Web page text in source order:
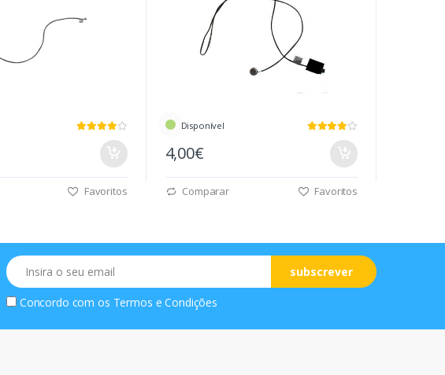
Favoritos
Disponível
4,00€
Comparar Favoritos
Email
subscrever
Concordo com os Termos e Condições